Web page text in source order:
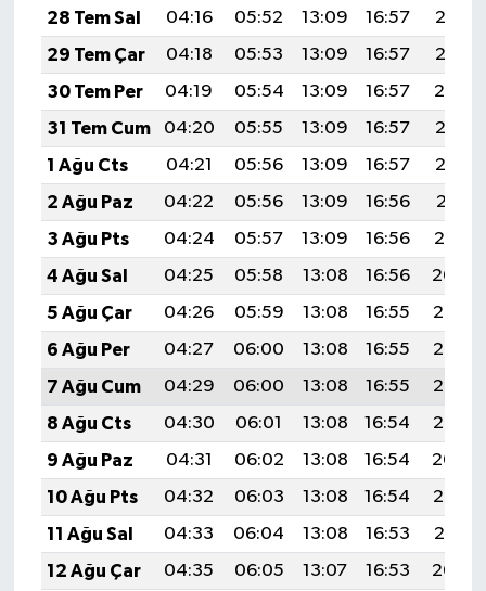
28 Tem Sal
04:16 05:52 13:09 16:57
20:15
29 Tem Çar
04:18 05:53 13:09 16:57
20:15
30 Tem Per
04:19 05:54 13:09 16:57
20:14
31 Tem Cum
04:20 05:55 13:09 16:57
20:13
1 Ağu Cts
04:21 05:56 13:09 16:57
20:12
2 Ağu Paz
04:22 05:56 13:09 16:56
20:11
3 Ağu Pts
04:24 05:57 13:09 16:56
20:10
4 Ağu Sal
04:25 05:58 13:08 16:56
20:09
5 Ağu Çar
04:26 05:59 13:08 16:55
20:08
6 Ağu Per
04:27 06:00 13:08 16:55
20:07
7 Ağu Cum
04:29 06:00 13:08 16:55
20:06
8 Ağu Cts
04:30 06:01 13:08 16:54
20:05
9 Ağu Paz
04:31 06:02 13:08 16:54
20:04
10 Ağu Pts
04:32 06:03 13:08 16:54
20:03
11 Ağu Sal
04:33 06:04 13:08 16:53
20:01
12 Ağu Çar
04:35 06:05 13:07 16:53
20:00